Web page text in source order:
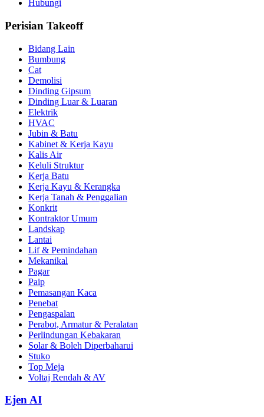
Hubungi
Perisian Takeoff
Bidang Lain
Bumbung
Cat
Demolisi
Dinding Gipsum
Dinding Luar & Luaran
Elektrik
HVAC
Jubin & Batu
Kabinet & Kerja Kayu
Kalis Air
Keluli Struktur
Kerja Batu
Kerja Kayu & Kerangka
Kerja Tanah & Penggalian
Konkrit
Kontraktor Umum
Landskap
Lantai
Lif & Pemindahan
Mekanikal
Pagar
Paip
Pemasangan Kaca
Penebat
Pengaspalan
Perabot, Armatur & Peralatan
Perlindungan Kebakaran
Solar & Boleh Diperbaharui
Stuko
Top Meja
Voltaj Rendah & AV
Ejen AI